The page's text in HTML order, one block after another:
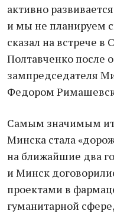
активно
и мы не планируем
сказал на встрече
Полтавченко после
зампредседателя
Федором
Самым значимым
Минска стала
на ближайшие два
и Минск
проектами в
гуманитарной